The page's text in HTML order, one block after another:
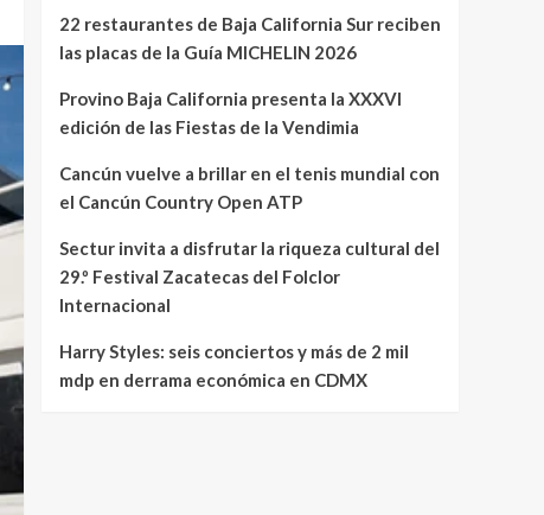
22 restaurantes de Baja California Sur reciben
las placas de la Guía MICHELIN 2026
Provino Baja California presenta la XXXVI
edición de las Fiestas de la Vendimia
Cancún vuelve a brillar en el tenis mundial con
el Cancún Country Open ATP
Sectur invita a disfrutar la riqueza cultural del
29.º Festival Zacatecas del Folclor
Internacional
Harry Styles: seis conciertos y más de 2 mil
mdp en derrama económica en CDMX